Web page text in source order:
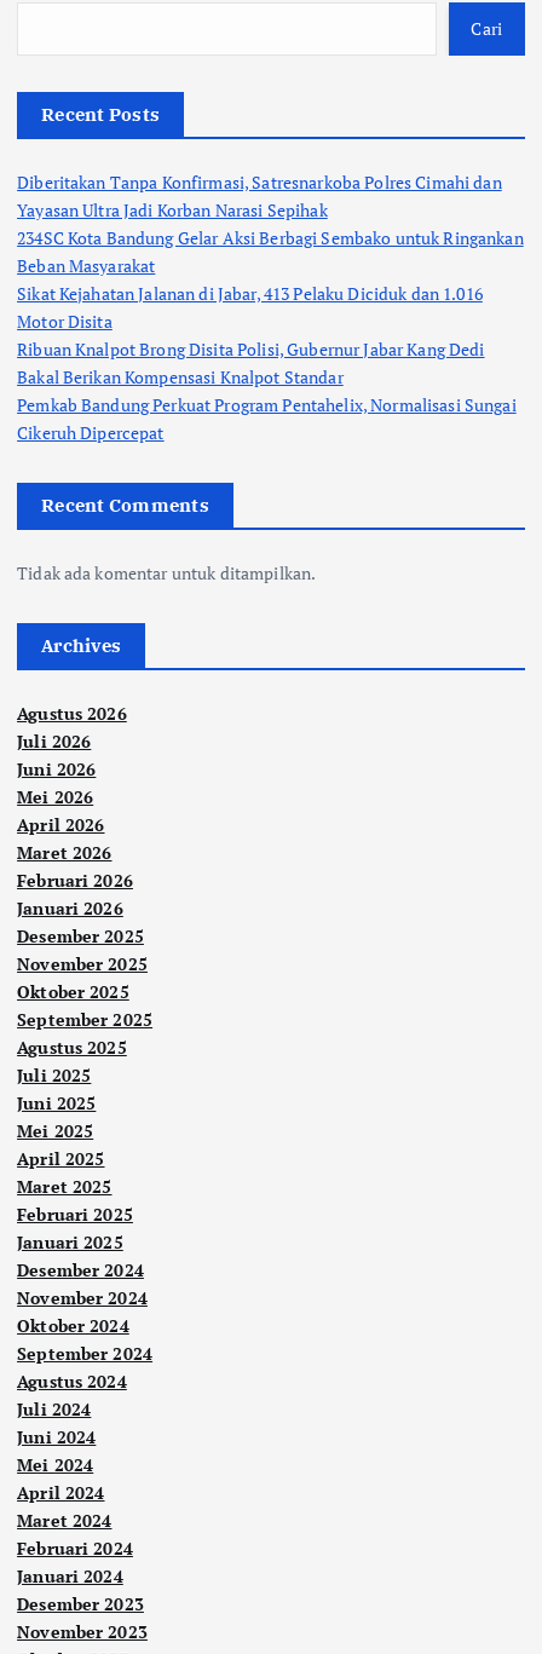
Cari
Recent Posts
Diberitakan Tanpa Konfirmasi, Satresnarkoba Polres Cimahi dan
Yayasan Ultra Jadi Korban Narasi Sepihak
234SC Kota Bandung Gelar Aksi Berbagi Sembako untuk Ringankan
Beban Masyarakat
Sikat Kejahatan Jalanan di Jabar, 413 Pelaku Diciduk dan 1.016
Motor Disita
Ribuan Knalpot Brong Disita Polisi, Gubernur Jabar Kang Dedi
Bakal Berikan Kompensasi Knalpot Standar
Pemkab Bandung Perkuat Program Pentahelix, Normalisasi Sungai
Cikeruh Dipercepat
Recent Comments
Tidak ada komentar untuk ditampilkan.
Archives
Agustus 2026
Juli 2026
Juni 2026
Mei 2026
April 2026
Maret 2026
Februari 2026
Januari 2026
Desember 2025
November 2025
Oktober 2025
September 2025
Agustus 2025
Juli 2025
Juni 2025
Mei 2025
April 2025
Maret 2025
Februari 2025
Januari 2025
Desember 2024
November 2024
Oktober 2024
September 2024
Agustus 2024
Juli 2024
Juni 2024
Mei 2024
April 2024
Maret 2024
Februari 2024
Januari 2024
Desember 2023
November 2023